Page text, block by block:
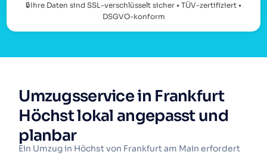
🔒Ihre Daten sind SSL-verschlüsselt sicher • TÜV-zertifiziert •
DSGVO-konform
Umzugsservice in Frankfurt
Höchst lokal angepasst und
planbar
Ein Umzug in Höchst von Frankfurt am Main erfordert